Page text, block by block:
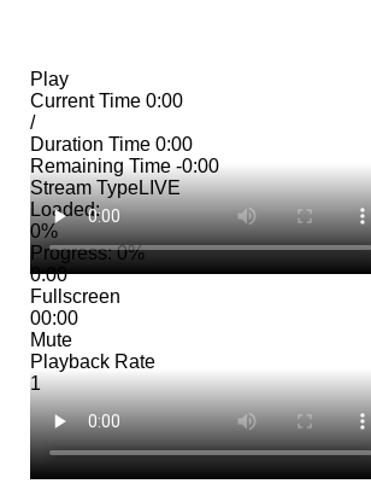
Play
Current Time 0:00
/
Duration Time 0:00
Remaining Time -0:00
Stream TypeLIVE
Loaded:
0%
Progress: 0%
0:00
Fullscreen
00:00
Mute
Playback Rate
1